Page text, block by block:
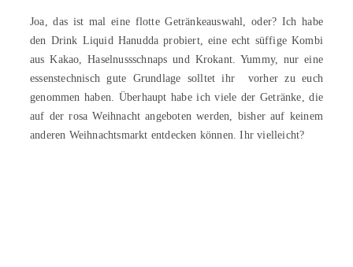
Joa, das ist mal eine flotte Getränkeauswahl, oder? Ich habe
den Drink Liquid Hanudda probiert, eine echt süffige Kombi
aus Kakao, Haselnussschnaps und Krokant. Yummy, nur eine
essenstechnisch gute Grundlage solltet ihr vorher zu euch
genommen haben. Überhaupt habe ich viele der Getränke, die
auf der rosa Weihnacht angeboten werden, bisher auf keinem
anderen Weihnachtsmarkt entdecken können. Ihr vielleicht?